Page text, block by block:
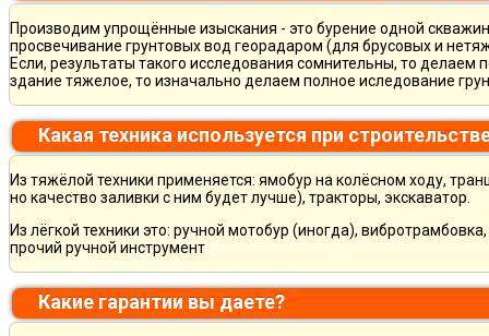
Производим упрощённые изыскания - это бурение одной
просвечивание грунтовых вод георадаром (для брусовых и
Если, результаты такого исследования сомнительны, то
здание тяжелое, то изначально делаем полное иследование
Какая техника используется при
Из тяжёлой техники применяется: ямобур на колёсном ходу,
но качество заливки с ним будет лучше), тракторы, экскаватор.
Из лёгкой техники это: ручной мотобур (иногда),
прочий ручной инструмент
Какие гарантии вы даете?